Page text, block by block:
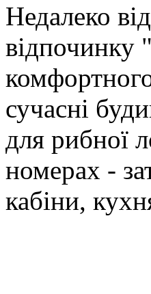
Недалеко
відпочинку
сучасні
для рибної
номерах -
кабіни,